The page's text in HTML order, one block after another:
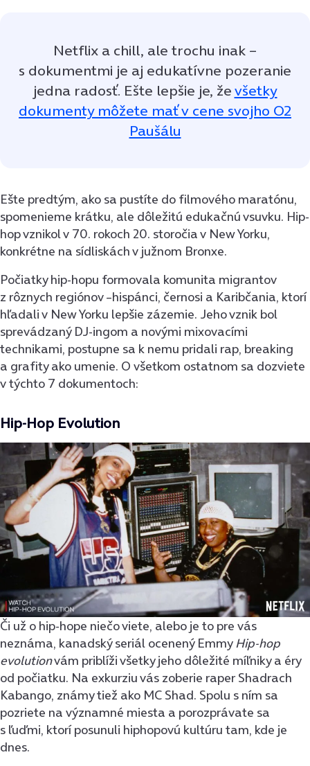
Netflix a chill, ale trochu inak –
s dokumentmi je aj edukatívne pozeranie
jedna radosť. Ešte lepšie je, ževšetky
dokumenty môžete mať v cene svojho O2
Paušálu
Ešte predtým, ako sa pustíte do filmového maratónu,
spomenieme krátku, ale dôležitú edukačnú vsuvku. Hip-
hop vznikol v 70. rokoch 20. storočia v New Yorku,
konkrétne na sídliskách v južnom Bronxe.
Počiatky hip-hopu formovala komunita migrantov
z rôznych regiónov –hispánci, černosi a Karibčania, ktorí
hľadali v New Yorku lepšie zázemie. Jeho vznik bol
sprevádzaný DJ-ingom a novými mixovacími
technikami, postupne sa k nemu pridali rap, breaking
a grafity ako umenie. O všetkom ostatnom sa dozviete
v týchto 7 dokumentoch:
Hip-Hop Evolution
Či už o hip-hope niečo viete, alebo je to pre vás
neznáma, kanadský seriál ocenený EmmyHip-hop
evolutionvám priblíži všetky jeho dôležité míľniky a éry
od počiatku. Na exkurziu vás zoberie raper Shadrach
Kabango, známy tiež ako MC Shad. Spolu s ním sa
pozriete na významné miesta a porozprávate sa
s ľuďmi, ktorí posunuli hiphopovú kultúru tam, kde je
dnes.